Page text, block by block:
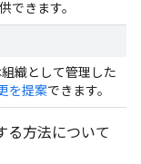
できます。
織として管理した
を提案できます。
る方法について